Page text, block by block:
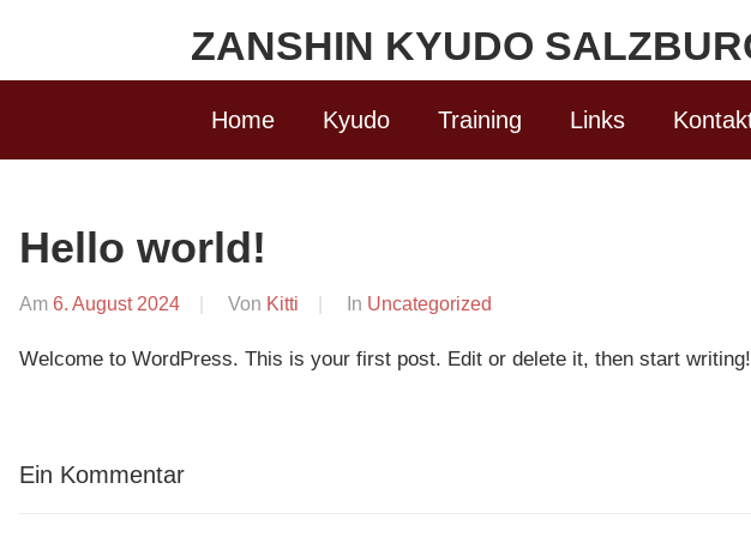
ZANSHIN KYUDO
Home Kyudo Training Links
Hello world!
Am 6. August 2024 Von Kitti In Uncategorized
Welcome to WordPress. This is your first post. Edit or delete it, then start writing!
Ein Kommentar